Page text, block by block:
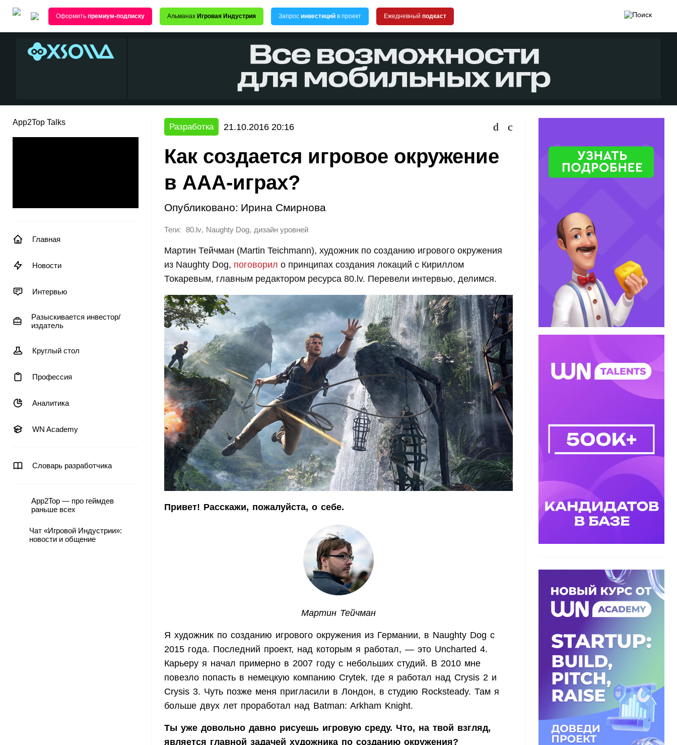
Оформить премиум-подписку Альманах Игровая Индустрия Запрос инвестиций в проект Ежедневный подкаст
App2Top Talks
Главная
Новости
Интервью
Разыскивается инвестор/
издатель
Круглый стол
Профессия
Аналитика
WN Academy
Словарь разработчика
App2Top — про геймдев
раньше всех
Чат «Игровой Индустрии»:
новости и общение
Разработка 21.10.2016 20:16
Как создается игровое окружение
в ААА-играх?
Опубликовано: Ирина Смирнова
Теги: 80.lv, Naughty Dog, дизайн уровней
Мартин Тейчман (Martin Teichmann), художник по созданию игрового окружения
из Naughty Dog, поговорил о принципах создания локаций с Кириллом
Токаревым, главным редактором ресурса 80.lv. Перевели интервью, делимся.
Привет! Расскажи, пожалуйста, о себе.
Мартин Тейчман
Я художник по созданию игрового окружения из Германии, в Naughty Dog с
2015 года. Последний проект, над которым я работал, — это Uncharted 4.
Карьеру я начал примерно в 2007 году с небольших студий. В 2010 мне
повезло попасть в немецкую компанию Crytek, где я работал над Crysis 2 и
Crysis 3. Чуть позже меня пригласили в Лондон, в студию Rocksteady. Там я
больше двух лет проработал над Batman: Arkham Knight.
Ты уже довольно давно рисуешь игровую среду. Что, на твой взгляд,
является главной задачей художника по созданию окружения?